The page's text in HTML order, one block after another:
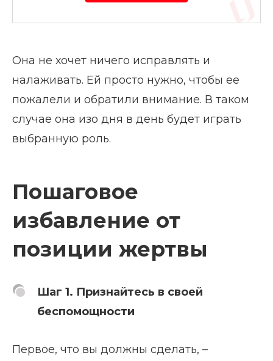
Она не хочет ничего исправлять и
налаживать. Ей просто нужно, чтобы ее
пожалели и обратили внимание. В таком
случае она изо дня в день будет играть
выбранную роль.
Пошаговое
избавление от
позиции жертвы
Шаг 1. Признайтесь в своей
беспомощности
Первое, что вы должны сделать, –